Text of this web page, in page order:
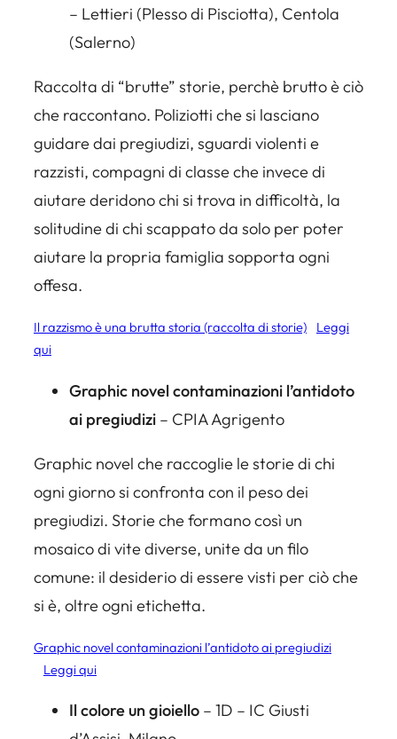
– Lettieri (Plesso di Pisciotta), Centola
(Salerno)
Raccolta di “brutte” storie, perchè brutto è ciò
che raccontano. Poliziotti che si lasciano
guidare dai pregiudizi, sguardi violenti e
razzisti, compagni di classe che invece di
aiutare deridono chi si trova in difficoltà, la
solitudine di chi scappato da solo per poter
aiutare la propria famiglia sopporta ogni
offesa.
Il razzismo è una brutta storia (raccolta di storie)
Leggi
qui
Graphic novel contaminazioni l’antidoto
ai pregiudizi – CPIA Agrigento
Graphic novel che raccoglie le storie di chi
ogni giorno si confronta con il peso dei
pregiudizi. Storie che formano così un
mosaico di vite diverse, unite da un filo
comune: il desiderio di essere visti per ciò che
si è, oltre ogni etichetta.
Graphic novel contaminazioni l’antidoto ai pregiudizi
Leggi qui
Il colore un gioiello – 1D – IC Giusti